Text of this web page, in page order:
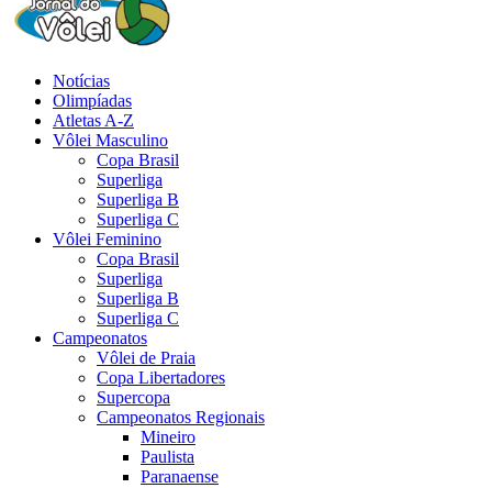
Notícias
Olimpíadas
Atletas A-Z
Vôlei Masculino
Copa Brasil
Superliga
Superliga B
Superliga C
Vôlei Feminino
Copa Brasil
Superliga
Superliga B
Superliga C
Campeonatos
Vôlei de Praia
Copa Libertadores
Supercopa
Campeonatos Regionais
Mineiro
Paulista
Paranaense